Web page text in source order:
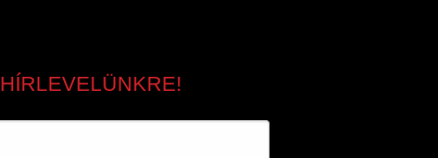
HÍRLEVELÜNKRE!